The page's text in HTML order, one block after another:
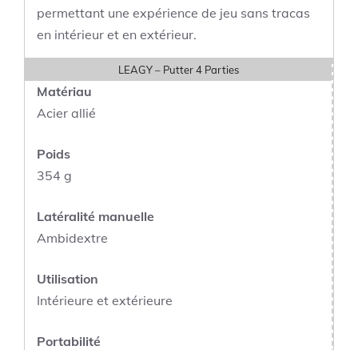
permettant une expérience de jeu sans tracas
en intérieur et en extérieur.
LEAGY – Putter 4 Parties
Matériau
Acier allié
Poids
354 g
Latéralité manuelle
Ambidextre
Utilisation
Intérieure et extérieure
Portabilité